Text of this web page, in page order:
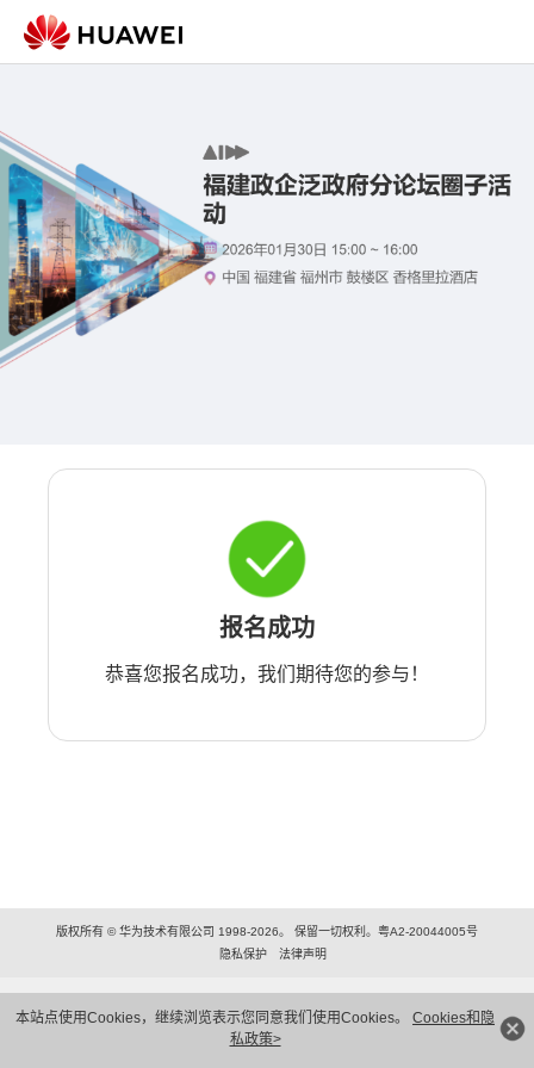
本站点使用Cookies，继续浏览表示您同意我们使用Cookies。 Cookies和隐
私政策>
报名成功
恭喜您报名成功，我们期待您的参与！
版权所有 © 华为技术有限公司 1998-2026。 保留一切权利。粤A2-20044005号
隐私保护
法律声明